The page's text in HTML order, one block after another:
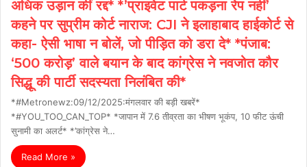
अधिक उड़ान कीं रद्द* *’प्राइवेट पार्ट पकड़ना रेप नहीं’
कहने पर सुप्रीम कोर्ट नाराज: CJI ने इलाहाबाद हाईकोर्ट से
कहा- ऐसी भाषा न बोलें, जो पीड़ित को डरा दे* *पंजाब:
‘500 करोड़’ वाले बयान के बाद कांग्रेस ने नवजोत कौर
सिद्धू की पार्टी सदस्यता निलंबित की*
*#Metronewz:09/12/2025:मंगलवार की बड़ी खबरें*
*#YOU_TOO_CAN_TOP* *जापान में 7.6 तीव्रता का भीषण भूकंप, 10 फीट ऊंची
सुनामी का अलर्ट* *’कांग्रेस ने…
Read More »